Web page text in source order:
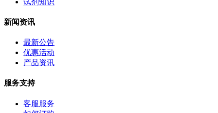
新闻资讯
最新公告
优惠活动
产品资讯
服务支持
客服服务